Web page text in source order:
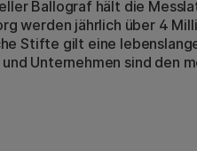
Ballograf hält die
werden jährlich über 4
Stifte gilt eine
Unternehmen sind den
Desk Set bekannt. Auch
bestätigen, dass mit